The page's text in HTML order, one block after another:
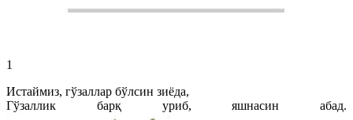
1
Истаймиз, гўзаллар бўлсин зиёда,
Гўзаллик барқ уриб, яшнасин абад.